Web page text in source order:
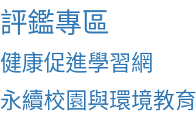
評鑑專區
健康促進學習網
永續校園與環境教育